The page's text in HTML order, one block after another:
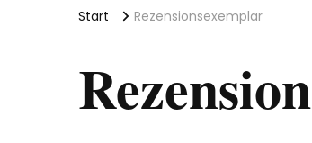
Start Rezensionsexemplar